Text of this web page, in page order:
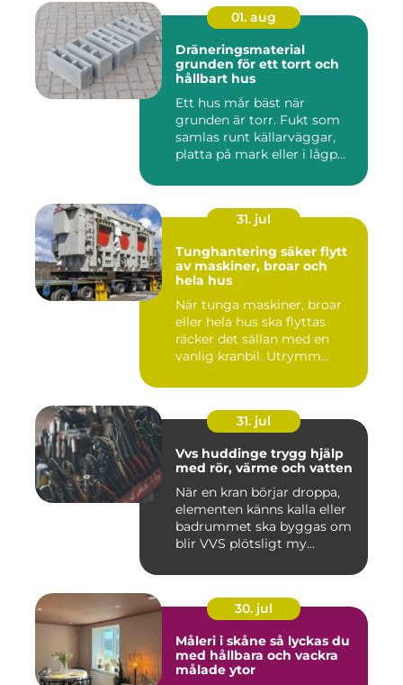
01. aug
Dräneringsmaterial
grunden för ett torrt och
hållbart hus
Ett hus mår bäst när
grunden är torr. Fukt som
samlas runt källarväggar,
platta på mark eller i lågp...
31. jul
Tunghantering säker flytt
av maskiner, broar och
hela hus
När tunga maskiner, broar
eller hela hus ska flyttas
räcker det sällan med en
vanlig kranbil. Utrymm...
31. jul
Vvs huddinge trygg hjälp
med rör, värme och vatten
När en kran börjar droppa,
elementen känns kalla eller
badrummet ska byggas om
blir VVS plötsligt my...
30. jul
Måleri i skåne så lyckas du
med hållbara och vackra
målade ytor